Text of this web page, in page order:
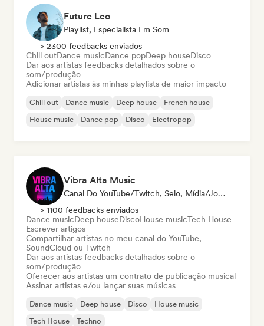
Future Leo
Playlist, Especialista Em Som
> 2300 feedbacks enviados
Chill outDance musicDance popDeep houseDisco
Dar aos artistas feedbacks detalhados sobre o
som/produção
Adicionar artistas às minhas playlists de maior impacto
Chill out Dance music Deep house
French house
House music
Dance pop Disco Electropop
Vibra Alta Music
Canal Do YouTube/Twitch, Selo, Mídia/Jornalista, Editora, Especialista Em Som
> 1100 feedbacks enviados
Dance musicDeep houseDiscoHouse musicTech House
Escrever artigos
Compartilhar artistas no meu canal do YouTube,
SoundCloud ou Twitch
Dar aos artistas feedbacks detalhados sobre o
som/produção
Oferecer aos artistas um contrato de publicação musical
Assinar artistas e/ou lançar suas músicas
Dance music Deep house Disco
House music
Tech House
Techno